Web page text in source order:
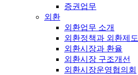
증권업무
외환
외환업무 소개
외환정책과 외환제도
외환시장과 환율
외환시장 구조개선
외환시장운영협의회